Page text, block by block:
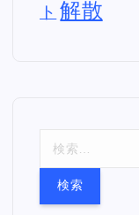
ト 解散